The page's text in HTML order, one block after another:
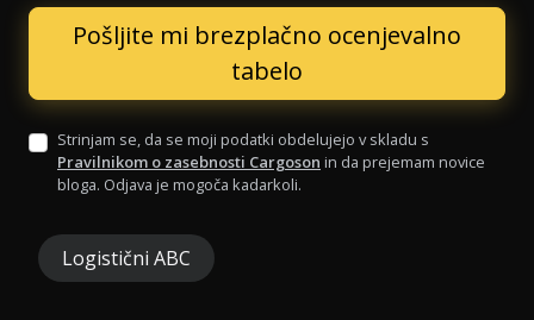
Strinjam se, da se moji podatki obdelujejo v skladu s
Pravilnikom o zasebnosti Cargoson in da prejemam novice
bloga. Odjava je mogoča kadarkoli.
Logistični ABC